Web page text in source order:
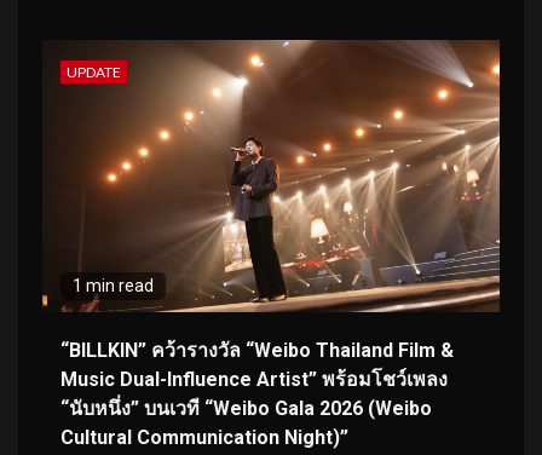
UPDATE
1 min read
“BILLKIN” คว้ารางวัล “Weibo Thailand Film &
Music Dual-Influence Artist” พร้อมโชว์เพลง
“นับหนึ่ง” บนเวที “Weibo Gala 2026 (Weibo
Cultural Communication Night)”